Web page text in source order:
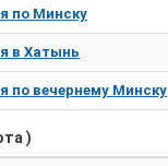
по Минску
в Хатынь
по вечернему Минску
)